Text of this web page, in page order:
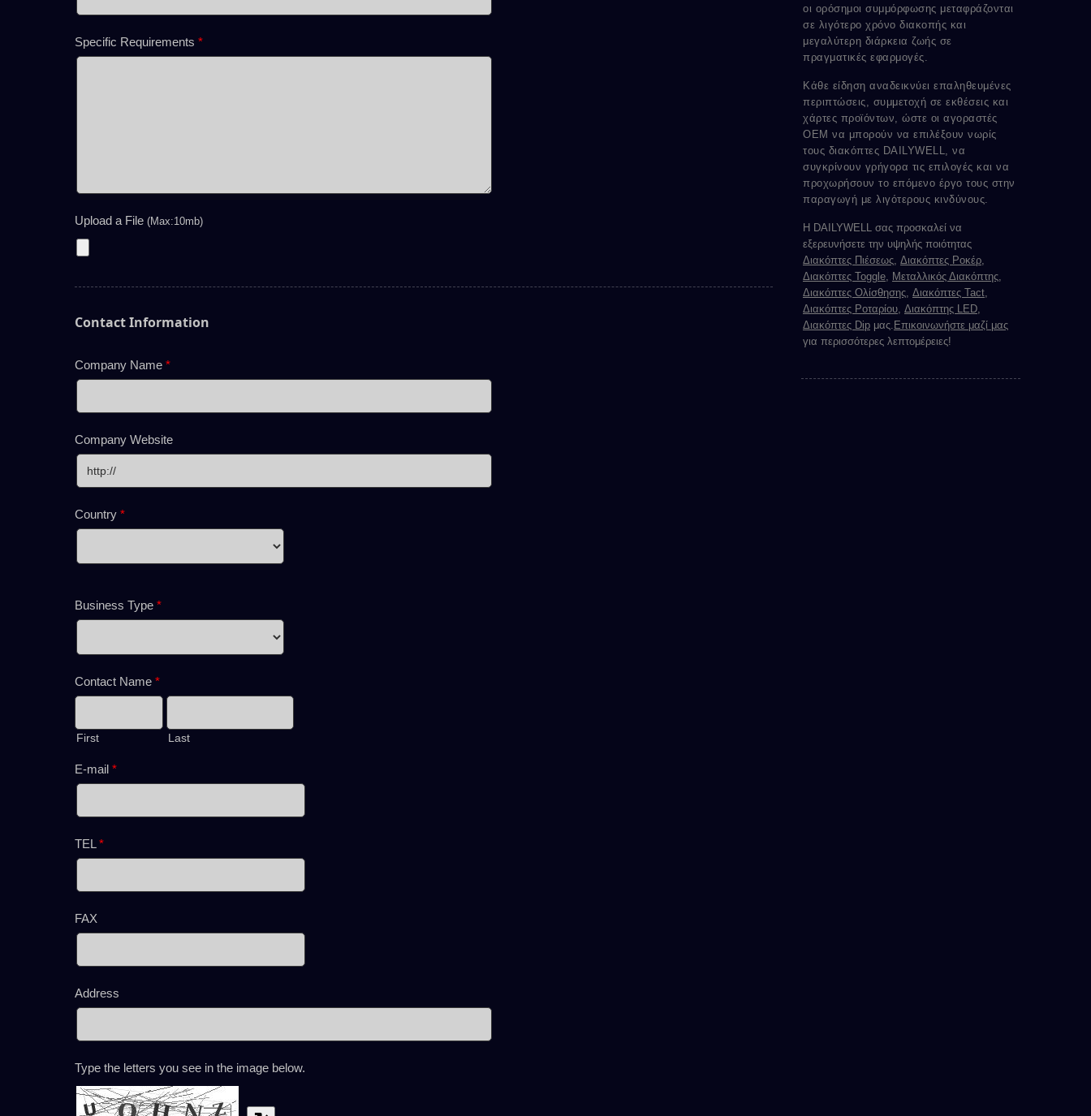
οι ορόσημοι συμμόρφωσης μεταφράζονται
σε λιγότερο χρόνο διακοπής και
μεγαλύτερη διάρκεια ζωής σε
πραγματικές εφαρμογές.
Κάθε είδηση αναδεικνύει επαληθευμένες
περιπτώσεις, συμμετοχή σε εκθέσεις και
χάρτες προϊόντων, ώστε οι αγοραστές
OEM να μπορούν να επιλέξουν νωρίς
τους διακόπτες DAILYWELL, να
συγκρίνουν γρήγορα τις επιλογές και να
προχωρήσουν το επόμενο έργο τους στην
παραγωγή με λιγότερους κινδύνους.
Η DAILYWELL σας προσκαλεί να
εξερευνήσετε την υψηλής ποιότητας
Διακόπτες Πιέσεως, Διακόπτες Ροκέρ,
Διακόπτες Toggle, Μεταλλικός Διακόπτης,
Διακόπτες Ολίσθησης, Διακόπτες Tact,
Διακόπτες Ροταρίου, Διακόπτης LED,
Διακόπτες Dip μας. Επικοινωνήστε μαζί μας
για περισσότερες λεπτομέρειες!